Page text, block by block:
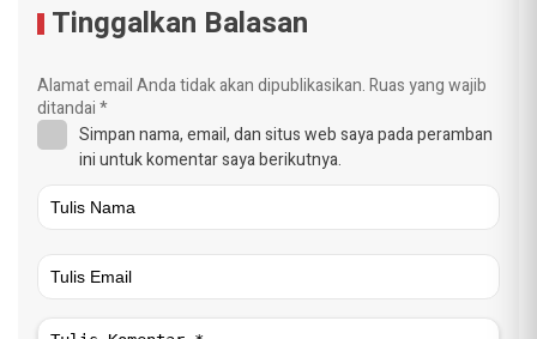
Tinggalkan Balasan
Alamat email Anda tidak akan dipublikasikan.Ruas yang wajib
ditandai*
Simpan nama, email, dan situs web saya pada peramban
ini untuk komentar saya berikutnya.